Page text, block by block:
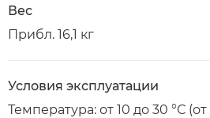
Вес
Прибл. 16,1 кг
Условия эксплуатации
Температура: от 10 до 30 °С (от